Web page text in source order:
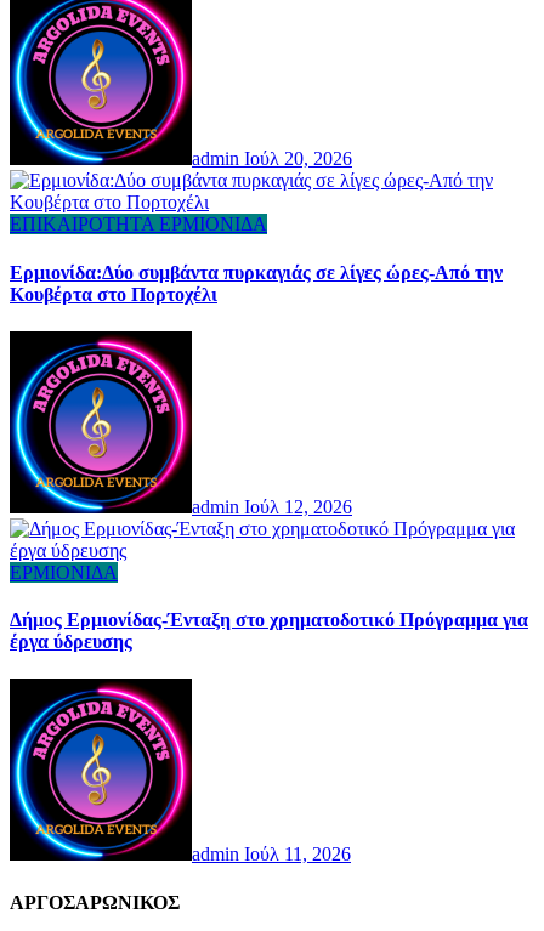
admin Ιούλ 20, 2026
ΕΠΙΚΑΙΡΟΤΗΤΑΕΡΜΙΟΝΙΔΑ
Ερμιονίδα:Δύο συμβάντα πυρκαγιάς σε λίγες ώρες-Από την
Κουβέρτα στο Πορτοχέλι
admin Ιούλ 12, 2026
ΕΡΜΙΟΝΙΔΑ
Δήμος Ερμιονίδας-Ένταξη στο χρηματοδοτικό Πρόγραμμα για
έργα ύδρευσης
admin Ιούλ 11, 2026
AΡΓΟΣΑΡΩΝΙΚΟΣ